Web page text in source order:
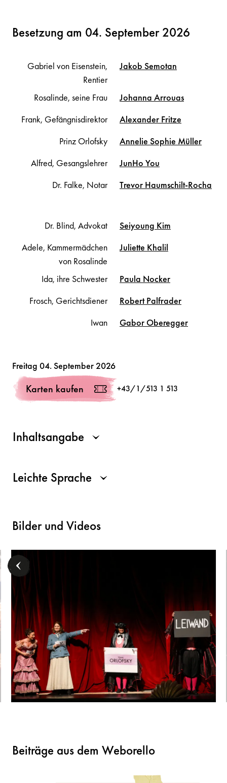
Besetzung am 04. September 2026
Gabriel von Eisenstein,
Rentier
Jakob Semotan
Rosalinde, seine Frau Johanna Arrouas
Frank, Gefängnisdirektor
Alexander Fritze
Prinz Orlofsky
Annelie Sophie Müller
Alfred, Gesangslehrer
JunHo You
Dr. Falke, Notar
Trevor Haumschilt-Rocha
Dr. Blind, Advokat Seiyoung Kim
Adele, Kammermädchen
von Rosalinde
Juliette Khalil
Ida, ihre Schwester Paula Nocker
Frosch, Gerichtsdiener
RobertPalfrader
Iwan
GaborOberegger
Inhaltsangabe
Leichte Sprache
Bilder und Videos
Publikum im Zuschauerraum - © Barbara Pálffy / Volksoper Wien
Beiträge aus dem Weborello
Volksoper
Freitag 04. September 2026
Karten kaufen +43/1/513 1 513